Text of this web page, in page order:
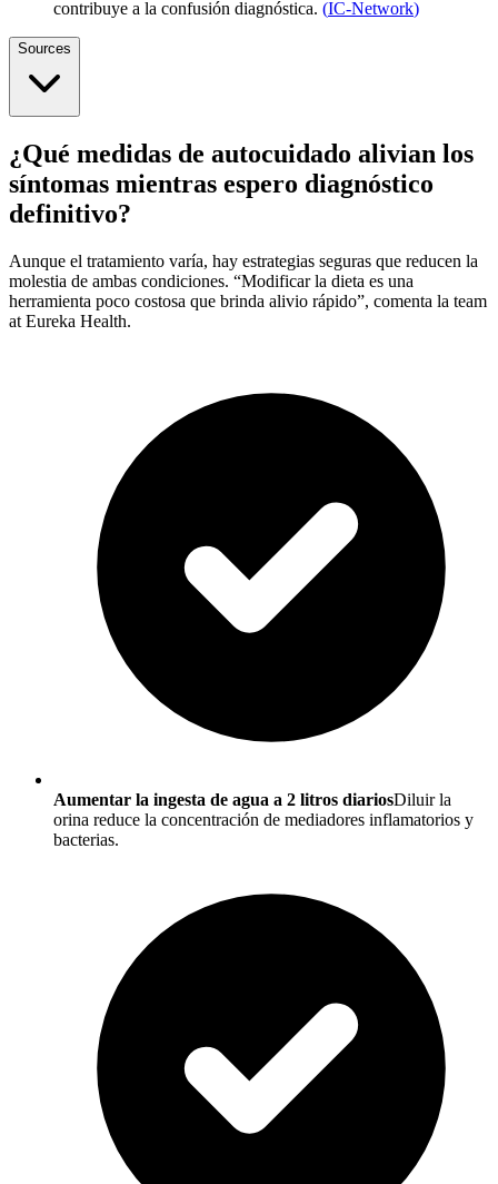
contribuye a la confusión diagnóstica. (IC-Network)
Sources
¿Qué medidas de autocuidado alivian los
síntomas mientras espero diagnóstico
definitivo?
Aunque el tratamiento varía, hay estrategias seguras que reducen la
molestia de ambas condiciones. “Modificar la dieta es una
herramienta poco costosa que brinda alivio rápido”, comenta la team
at Eureka Health.
Aumentar la ingesta de agua a 2 litros diariosDiluir la
orina reduce la concentración de mediadores inflamatorios y
bacterias.